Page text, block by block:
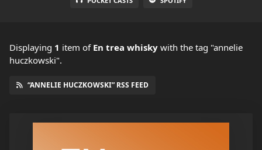
Displaying 1 item of En trea whisky with the tag "annelie
huczkowski".
“ANNELIE HUCZKOWSKI” RSS FEED